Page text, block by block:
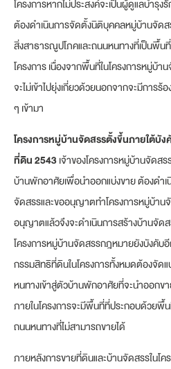
โครงการหากไม่ประสงค์จะเป็นผู้ดูแลบำรุ
ต้องดำเนินการจัดตั้งนิติบุคคลหมู่บ้านจัด
สิ่งสาธารณูปโภคและถนนหนทางที่เป็นพื้น
โครงการ เนื่องจากพื้นที่ในโครงการหมู่บ้
จะไม่เข้าไปยุ่งเกี่ยวด้วยนอกจากจะมีการ
ๆ เข้ามา
โครงการหมู่บ้านจัดสรรตั้งขึ้นภายใต้บั
ที่ดิน 2543เจ้าของโครงการหมู่บ้านจัด
บ้านพักอาศัยเพื่อนำออกแบ่งขาย ต้องดำ
จัดสรรและขออนุญาตทำโครงการหมู่บ้าน
อนุญาตแล้วจึงจะดำเนินการสร้างบ้านจัด
โครงการหมู่บ้านจัดสรรกฎหมายยังบังคับอี
กรรมสิทธิที่ดินในโครงการทั้งหมดต้องจัด
หนทางเข้าสู่ตัวบ้านพักอาศัยที่จะนำออกข
ภายในโครงการจะมีพื้นที่ที่ประกอบด้วย
ถนนหนทางที่ไม่สามารถขายได้
ภายหลังการขายที่ดินและบ้านจัดสรรในโ